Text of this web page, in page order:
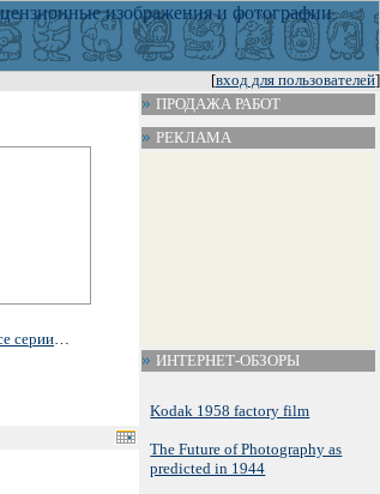
[вход для пользователей]
серии…
ПРОДАЖА РАБОТ
РЕКЛАМА
ИНТЕРНЕТ-ОБЗОРЫ
Kodak 1958 factory film
The Future of Photography as
predicted in 1944